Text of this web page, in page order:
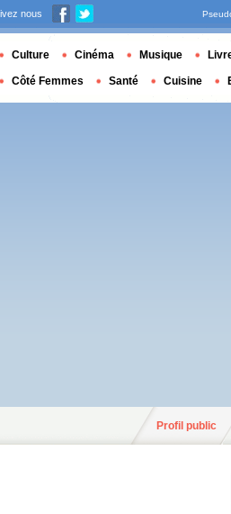
Profil public
nous
Culture Cinéma Musique
Côté Femmes Santé Cuisine